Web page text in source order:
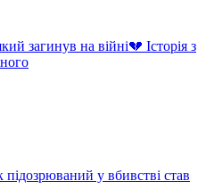
загинув на війні💔 Історія з
у вбивстві став